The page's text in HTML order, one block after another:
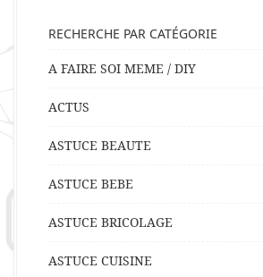
RECHERCHE PAR CATÉGORIE
A FAIRE SOI MEME / DIY
ACTUS
ASTUCE BEAUTE
ASTUCE BEBE
ASTUCE BRICOLAGE
ASTUCE CUISINE